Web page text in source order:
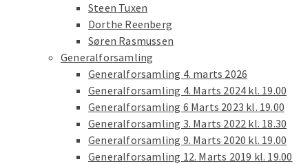
Steen Tuxen
Dorthe Reenberg
Søren Rasmussen
Generalforsamling
Generalforsamling 4. marts 2026
Generalforsamling 4. Marts 2024 kl. 19.00
Generalforsamling 6 Marts 2023 kl. 19.00
Generalforsamling 3. Marts 2022 kl. 18.30
Generalforsamling 9. Marts 2020 kl. 19.00
Generalforsamling 12. Marts 2019 kl. 19.00